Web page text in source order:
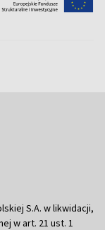
S.A. w likwidacji,
w art. 21 ust. 1